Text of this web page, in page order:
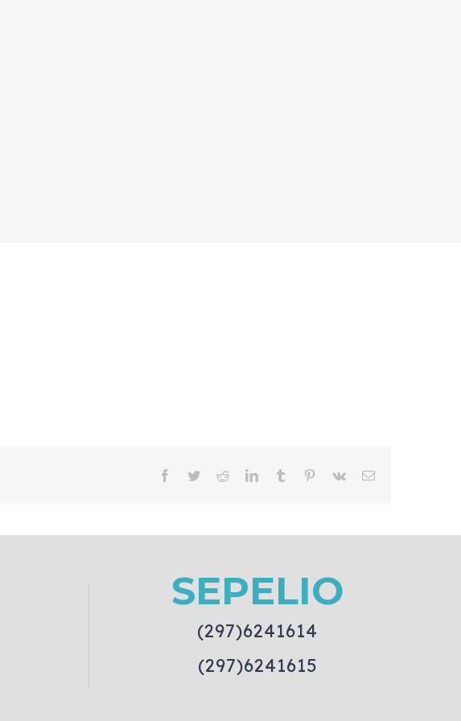
Facebook
TwitterRedditLinkedInTumblr Pinterest
Vk Email
SEPELIO
(297)6241614
(297)6241615